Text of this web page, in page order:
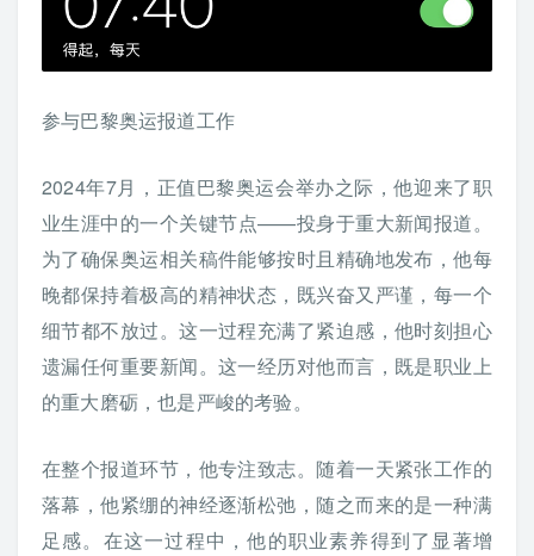
参与巴黎奥运报道工作
2024年7月，正值巴黎奥运会举办之际，他迎来了职
业生涯中的一个关键节点——投身于重大新闻报道。
为了确保奥运相关稿件能够按时且精确地发布，他每
晚都保持着极高的精神状态，既兴奋又严谨，每一个
细节都不放过。这一过程充满了紧迫感，他时刻担心
遗漏任何重要新闻。这一经历对他而言，既是职业上
的重大磨砺，也是严峻的考验。
在整个报道环节，他专注致志。随着一天紧张工作的
落幕，他紧绷的神经逐渐松弛，随之而来的是一种满
足感。在这一过程中，他的职业素养得到了显著增